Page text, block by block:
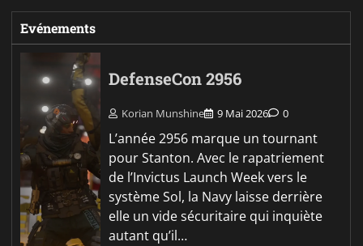
Evénements
DefenseCon 2956
Korian Munshine 9 Mai 2026 0
L’année 2956 marque un tournant
pour Stanton. Avec le rapatriement
de l’Invictus Launch Week vers le
système Sol, la Navy laisse derrière
elle un vide sécuritaire qui inquiète
autant qu’il…